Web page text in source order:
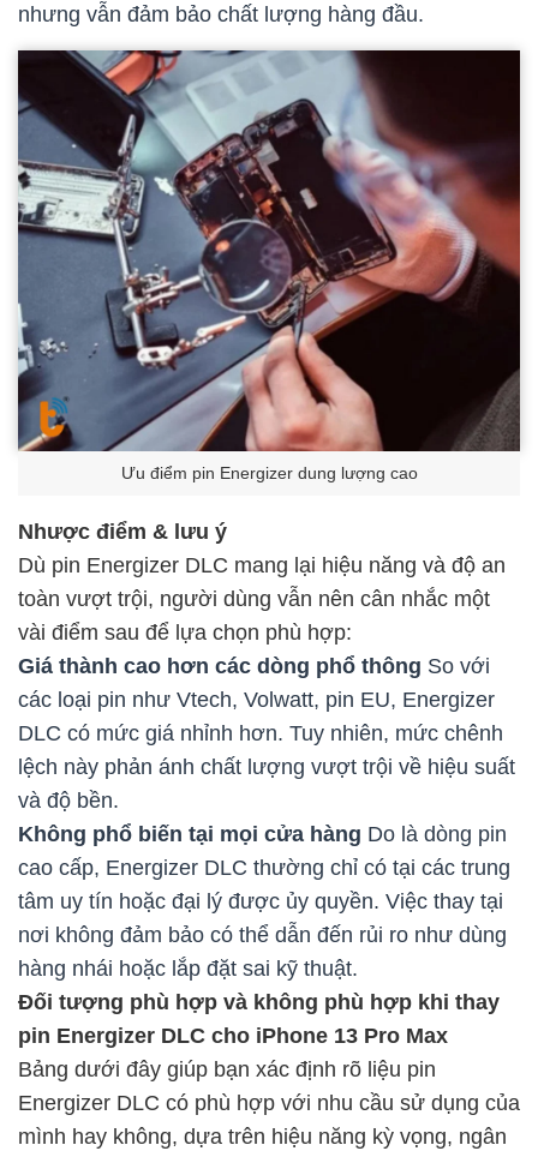
nhưng vẫn đảm bảo chất lượng hàng đầu.
Ưu điểm pin Energizer dung lượng cao
Nhược điểm & lưu ý
Dù pin Energizer DLC mang lại hiệu năng và độ an
toàn vượt trội, người dùng vẫn nên cân nhắc một
vài điểm sau để lựa chọn phù hợp:
Giá thành cao hơn các dòng phổ thông So với
các loại pin như Vtech, Volwatt, pin EU, Energizer
DLC có mức giá nhỉnh hơn. Tuy nhiên, mức chênh
lệch này phản ánh chất lượng vượt trội về hiệu suất
và độ bền.
Không phổ biến tại mọi cửa hàng Do là dòng pin
cao cấp, Energizer DLC thường chỉ có tại các trung
tâm uy tín hoặc đại lý được ủy quyền. Việc thay tại
nơi không đảm bảo có thể dẫn đến rủi ro như dùng
hàng nhái hoặc lắp đặt sai kỹ thuật.
Đối tượng phù hợp và không phù hợp khi thay
pin Energizer DLC cho iPhone 13 Pro Max
Bảng dưới đây giúp bạn xác định rõ liệu pin
Energizer DLC có phù hợp với nhu cầu sử dụng của
mình hay không, dựa trên hiệu năng kỳ vọng, ngân